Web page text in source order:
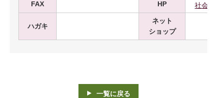
FAX HP 社会福
ハガキ
ネット
ショップ
一覧に戻る